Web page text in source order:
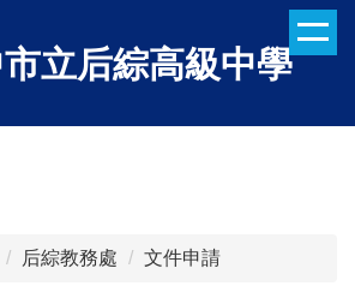
立后綜高級中學
后綜教務處 文件申請